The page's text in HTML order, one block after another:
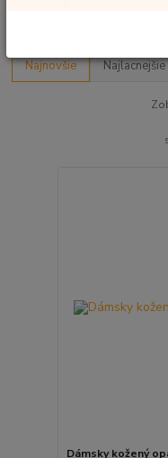
Najnovšie Najlacnejšie
Dámsky kožený